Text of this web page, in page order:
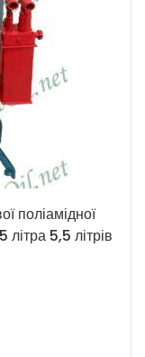
поліамідної
5,5 літрів